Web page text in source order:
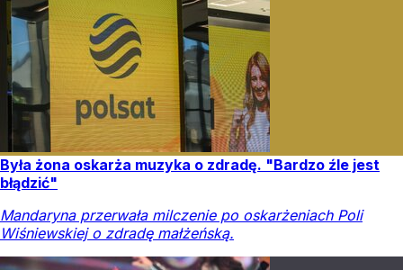
Była żona oskarża muzyka o zdradę. "Bardzo źle jest
błądzić"
Mandaryna przerwała milczenie po oskarżeniach Poli
Wiśniewskiej o zdradę małżeńską.